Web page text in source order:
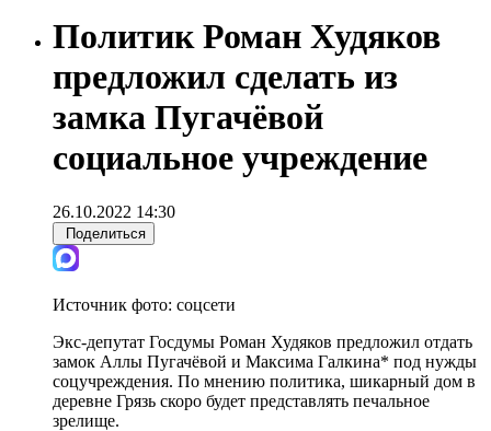
Политик Роман Худяков
предложил сделать из
замка Пугачёвой
социальное учреждение
26.10.2022 14:30
Поделиться
Источник фото: соцсети
Экс-депутат Госдумы Роман Худяков предложил отдать
замок Аллы Пугачёвой и Максима Галкина* под нужды
соцучреждения. По мнению политика, шикарный дом в
деревне Грязь скоро будет представлять печальное
зрелище.